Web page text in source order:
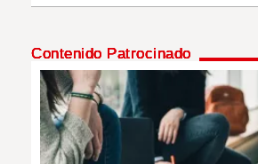
MULTIMEDIA
IMPRESO
Contenido Patrocinado